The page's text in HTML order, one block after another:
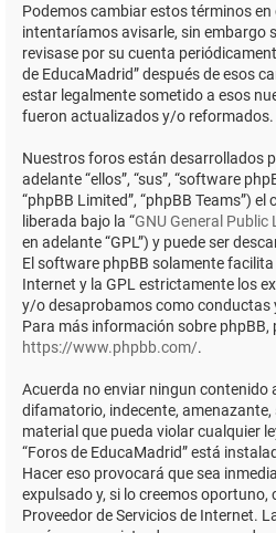
Podemos cambiar estos términos
intentaríamos avisarle, sin embargo
revisase por su cuenta
de EducaMadrid” después de esos
estar legalmente sometido a esos
fueron actualizados y/o reformados.
Nuestros foros están desarrollados
adelante “ellos”, “sus”, “software
“phpBB Limited”, “phpBB Teams”)
liberada bajo la “GNU General Public
en adelante “GPL”) y puede ser
El software phpBB solamente
Internet y la GPL estrictamente los
y/o desaprobamos como conductas
Para más información sobre phpBB,
https://www.phpbb.com/.
Acuerda no enviar ningun contenido
difamatorio, indecente,
material que pueda violar cualquier
“Foros de EducaMadrid” está
Hacer eso provocará que sea
expulsado y, si lo creemos oportuno,
Proveedor de Servicios de Internet.